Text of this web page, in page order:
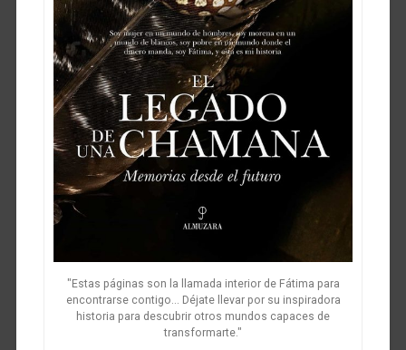
"Estas páginas son la llamada interior de Fátima para
encontrarse contigo... Déjate llevar por su inspiradora
historia para descubrir otros mundos capaces de
transformarte."